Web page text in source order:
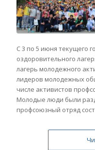
С 3 по 5 июня текущего
оздоровительного
лагерь молодежного
лидеров молодежных
числе активистов
Молодые люди были
профсоюзный отряд